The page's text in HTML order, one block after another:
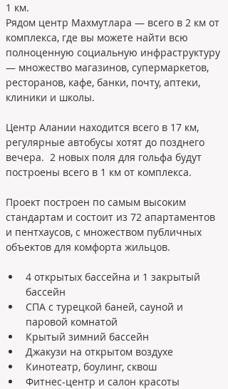
1 км.
Рядом центр Махмутлара — всего в 2 км от
комплекса, где вы можете найти всю
полноценную социальную инфраструктуру
— множество магазинов, супермаркетов,
ресторанов, кафе, банки, почту, аптеки,
клиники и школы.
Центр Алании находится всего в 17 км,
регулярные автобусы хотят до позднего
вечера.  2 новых поля для гольфа будут
построены всего в 1 км от комплекса.
Проект построен по самым высоким
стандартам и состоит из 72 апартаментов
и пентхаусов, с множеством публичных
объектов для комфорта жильцов.
4 открытых бассейна и 1 закрытый
бассейн
СПА с турецкой баней, сауной и
паровой комнатой
Крытый зимний бассейн
Джакузи на открытом воздухе
Кинотеатр, боулинг, сквош
Фитнес-центр и салон красоты